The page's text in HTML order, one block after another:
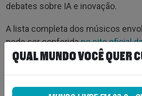
debates sobre IA e inovação.
A lista completa dos músicos
pode ser conferidano site oficial
Via Music Week
QUAL MUNDO VOCÊ QUER